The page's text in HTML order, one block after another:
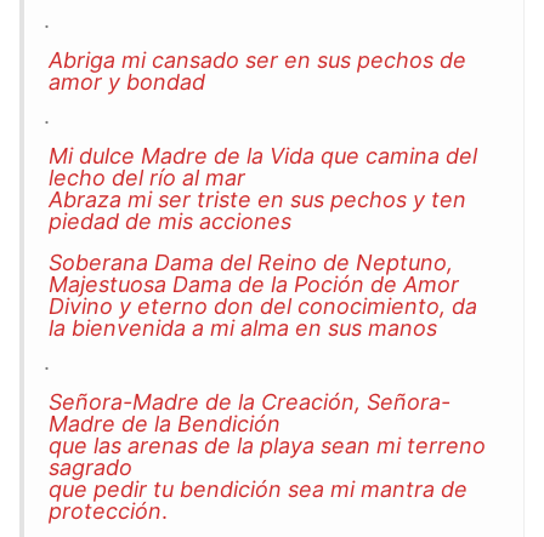
.
Abriga mi cansado ser en sus pechos de
amor y bondad
.
Mi dulce Madre de la Vida que camina del
lecho del río al mar
Abraza mi ser triste en sus pechos y ten
piedad de mis acciones
Soberana Dama del Reino de Neptuno,
Majestuosa Dama de la Poción de Amor
Divino y eterno don del conocimiento, da
la bienvenida a mi alma en sus manos
.
Señora-Madre de la Creación, Señora-
Madre de la Bendición
que las arenas de la playa sean mi terreno
sagrado
que pedir tu bendición sea mi mantra de
protección.